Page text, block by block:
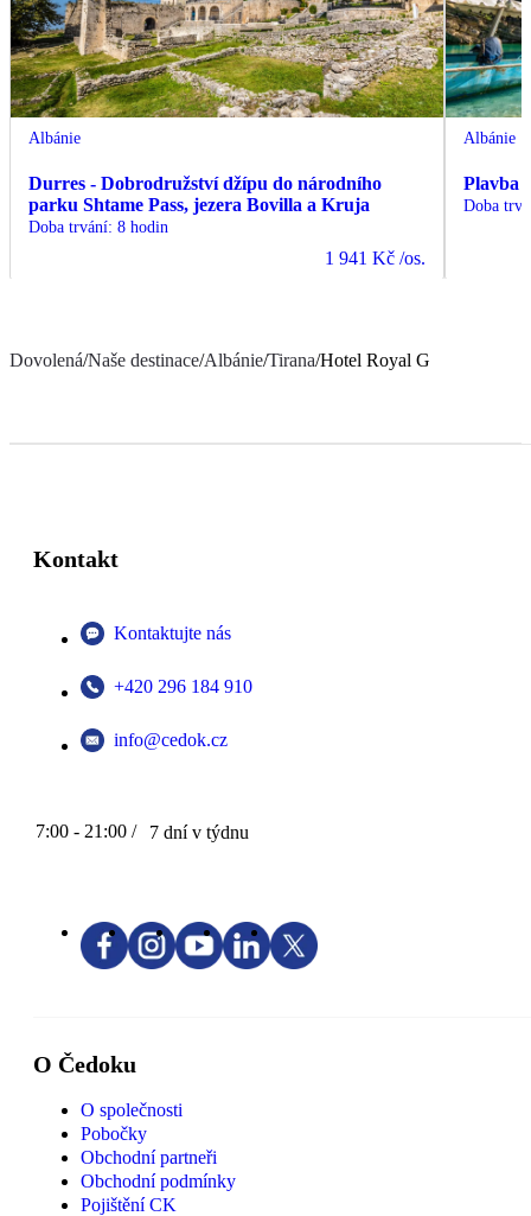
Albánie
Durres - Dobrodružství džípu do národního
parku Shtame Pass, jezera Bovilla a Kruja
Doba trvání: 8 hodin
1 941 Kč /os.
Albánie
Plavba
Doba
Dovolená/Naše destinace/Albánie/Tirana/Hotel Royal G
Kontakt
Kontaktujte nás
+420 296 184 910
info@cedok.cz
7:00 - 21:00 / 7 dní v týdnu
O Čedoku
O společnosti
Pobočky
Obchodní partneři
Obchodní podmínky
Pojištění CK